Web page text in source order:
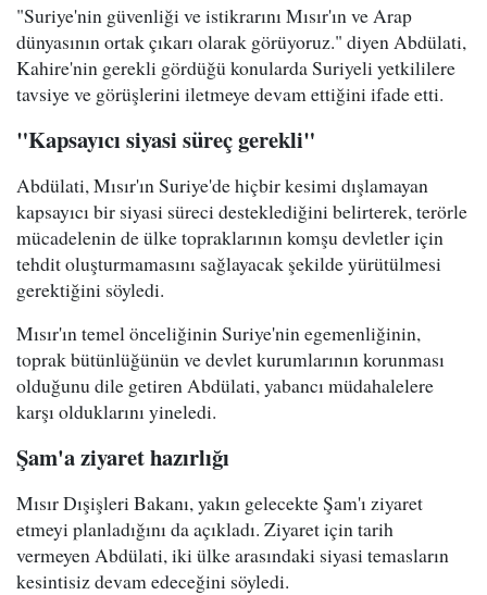
"Suriye'nin güvenliği ve istikrarını Mısır'ın ve Arap
dünyasının ortak çıkarı olarak görüyoruz." diyen Abdülati,
Kahire'nin gerekli gördüğü konularda Suriyeli yetkililere
tavsiye ve görüşlerini iletmeye devam ettiğini ifade etti.
"Kapsayıcı siyasi süreç gerekli"
Abdülati, Mısır'ın Suriye'de hiçbir kesimi dışlamayan
kapsayıcı bir siyasi süreci desteklediğini belirterek, terörle
mücadelenin de ülke topraklarının komşu devletler için
tehdit oluşturmamasını sağlayacak şekilde yürütülmesi
gerektiğini söyledi.
Mısır'ın temel önceliğinin Suriye'nin egemenliğinin,
toprak bütünlüğünün ve devlet kurumlarının korunması
olduğunu dile getiren Abdülati, yabancı müdahalelere
karşı olduklarını yineledi.
Şam'a ziyaret hazırlığı
Mısır Dışişleri Bakanı, yakın gelecekte Şam'ı ziyaret
etmeyi planladığını da açıkladı. Ziyaret için tarih
vermeyen Abdülati, iki ülke arasındaki siyasi temasların
kesintisiz devam edeceğini söyledi.